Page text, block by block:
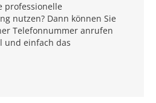
professionelle
nutzen? Dann können Sie
Telefonnummer anrufen
und einfach das